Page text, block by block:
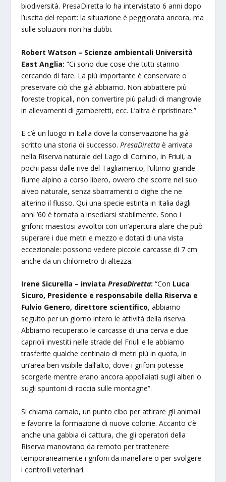
biodiversità. PresaDiretta lo ha intervistato 6 anni dopo
l’uscita del report: la situazione è peggiorata ancora, ma
sulle soluzioni non ha dubbi.
Robert Watson – Scienze ambientali Università
East Anglia: “Ci sono due cose che tutti stanno
cercando di fare. La più importante è conservare o
preservare ciò che già abbiamo. Non abbattere più
foreste tropicali, non convertire più paludi di mangrovie
in allevamenti di gamberetti, ecc. L’altra è ripristinare.”
E c’è un luogo in Italia dove la conservazione ha già
scritto una storia di successo.PresaDiretta è arrivata
nella Riserva naturale del Lago di Cornino, in Friuli, a
pochi passi dalle rive del Tagliamento, l’ultimo grande
fiume alpino a corso libero, ovvero che scorre nel suo
alveo naturale, senza sbarramenti o dighe che ne
alterino il flusso. Qui una specie estinta in Italia dagli
anni ’60 è tornata a insediarsi stabilmente. Sono i
grifoni: maestosi avvoltoi con un’apertura alare che può
superare i due metri e mezzo e dotati di una vista
eccezionale: possono vedere piccole carcasse di 7 cm
anche da un chilometro di altezza.
Irene Sicurella – inviataPresaDiretta:“Con Luca
Sicuro, Presidente e responsabile della Riserva e
Fulvio Genero, direttore scientifico, abbiamo
seguito per un giorno intero le attività della riserva.
Abbiamo recuperato le carcasse di una cerva e due
caprioli investiti nelle strade del Friuli e le abbiamo
trasferite qualche centinaio di metri più in quota, in
un’area ben visibile dall’alto, dove i grifoni potesse
scorgerle mentre erano ancora appollaiati sugli alberi o
sugli spuntoni di roccia sulle montagne”.
Si chiama carnaio, un punto cibo per attirare gli animali
e favorire la formazione di nuove colonie. Accanto c’è
anche una gabbia di cattura, che gli operatori della
Riserva manovrano da remoto per trattenere
temporaneamente i grifoni da inanellare o per svolgere
i controlli veterinari.